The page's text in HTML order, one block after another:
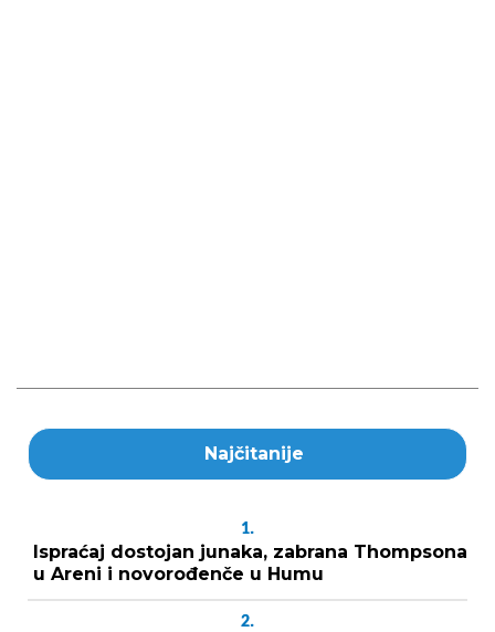
Najčitanije
1.
Ispraćaj dostojan junaka, zabrana Thompsona
u Areni i novorođenče u Humu
2.